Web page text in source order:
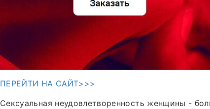
ПЕРЕЙТИ НА САЙТ>>>
Сексуальная неудовлетворенность женщины -